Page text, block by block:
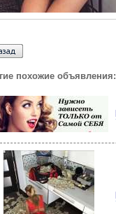
похожие объявления: